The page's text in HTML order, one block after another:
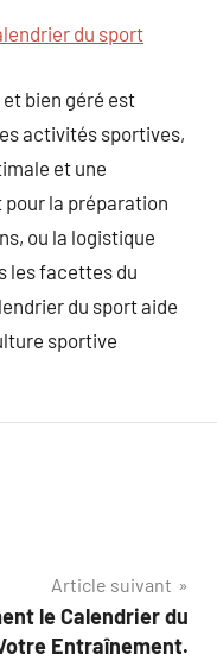
du sport
bien géré est
activités sportives,
et une
la préparation
ou la logistique
les facettes du
du sport aide
sportive
Article suivant
le Calendrier du
Entraînement.